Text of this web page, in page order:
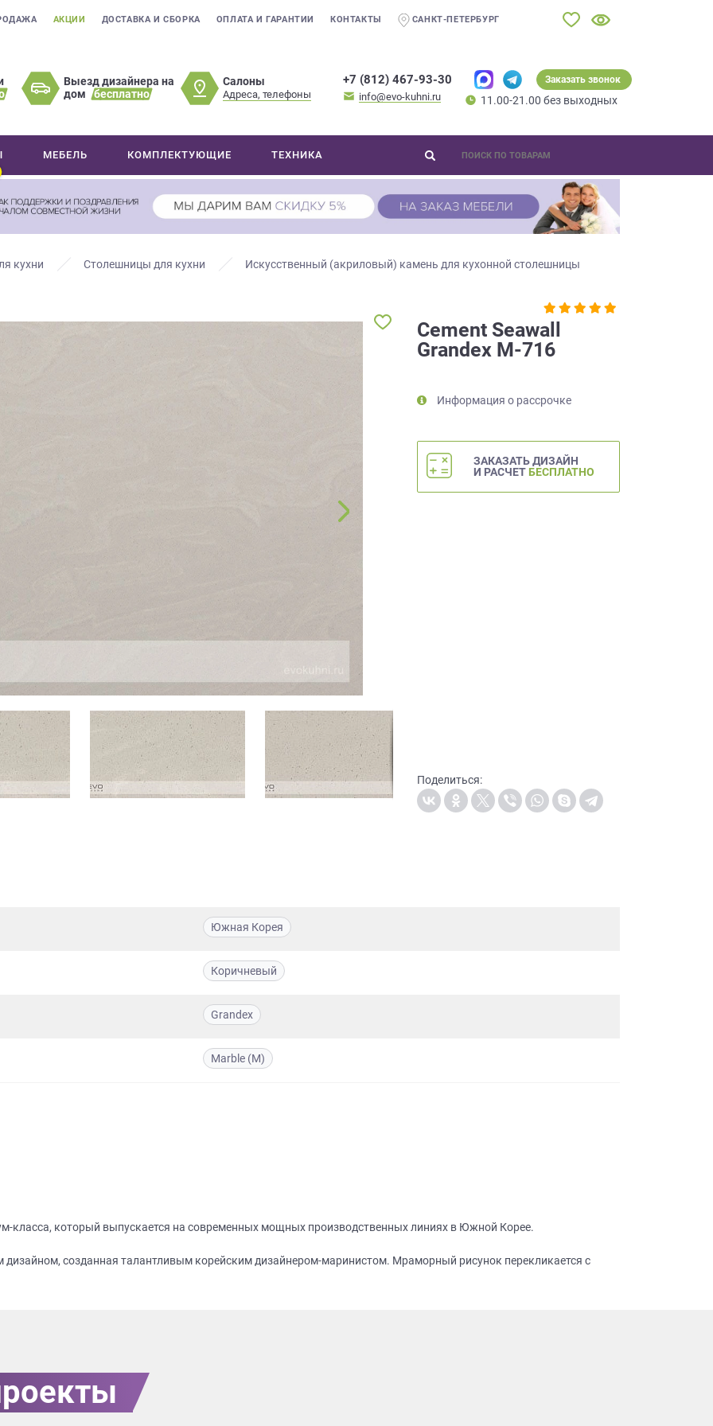
АКЦИИ ДОСТАВКА И СБОРКА ОПЛАТА И ГАРАНТИИ КОНТАКТЫ САНКТ-ПЕТЕРБУРГ
Выезд дизайнера на
дом
бесплатно
Салоны
Адреса, телефоны
+7 (812) 467-93-30
info@evo-kuhni.ru
Заказать звонок
11.00-21.00 без выходных
МЕБЕЛЬ КОМПЛЕКТУЮЩИЕ ТЕХНИКА
кухни Столешницы для кухни
Искусственный (акриловый) камень для кухонной столешницы
Cement Seawall
Grandex M-716
Информация о рассрочке
ЗАКАЗАТЬ ДИЗАЙН
И РАСЧЕТ БЕСПЛАТНО
Поделиться:
Южная Корея
Коричневый
Grandex
Marble (M)
класса, который выпускается на современных мощных производственных линиях в Южной Корее.
дизайном, созданная талантливым корейским дизайнером-маринистом. Мраморный рисунок перекликается с